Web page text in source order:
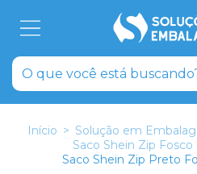
Início > Solução em
Saco Shein Zip
Saco Shein Zip Preto